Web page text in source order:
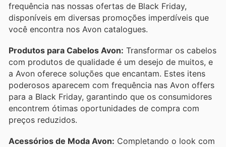
frequência nas nossas ofertas de Black Friday,
disponíveis em diversas promoções imperdíveis que
você encontra nos Avon catalogues.
Produtos para Cabelos Avon: Transformar os cabelos
com produtos de qualidade é um desejo de muitos, e
a Avon oferece soluções que encantam. Estes itens
poderosos aparecem com frequência nas Avon offers
para a Black Friday, garantindo que os consumidores
encontrem ótimas oportunidades de compra com
preços reduzidos.
Acessórios de Moda Avon: Completando o look com